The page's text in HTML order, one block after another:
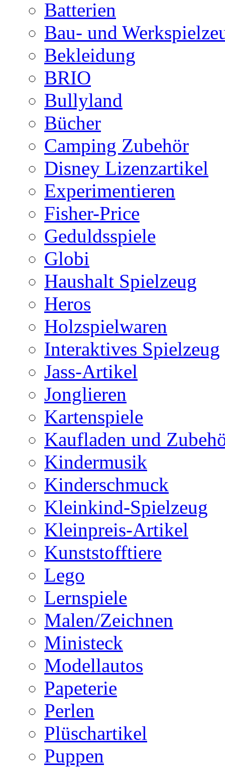
Batterien
Bau- und
Bekleidung
BRIO
Bullyland
Bücher
Camping Zubehör
Disney Lizenzartikel
Experimentieren
Fisher-Price
Geduldsspiele
Globi
Haushalt Spielzeug
Heros
Holzspielwaren
Interaktives Spielzeug
Jass-Artikel
Jonglieren
Kartenspiele
Kaufladen und
Kindermusik
Kinderschmuck
Kleinkind-Spielzeug
Kleinpreis-Artikel
Kunststofftiere
Lego
Lernspiele
Malen/Zeichnen
Ministeck
Modellautos
Papeterie
Perlen
Plüschartikel
Puppen